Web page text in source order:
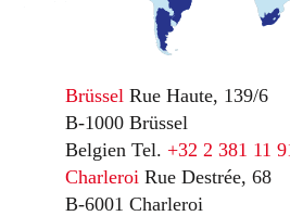
Brüssel Rue Haute, 139/6
B-1000 Brüssel
Belgien Tel. +32 2 381 11
Charleroi Rue Destrée, 68
B-6001 Charleroi